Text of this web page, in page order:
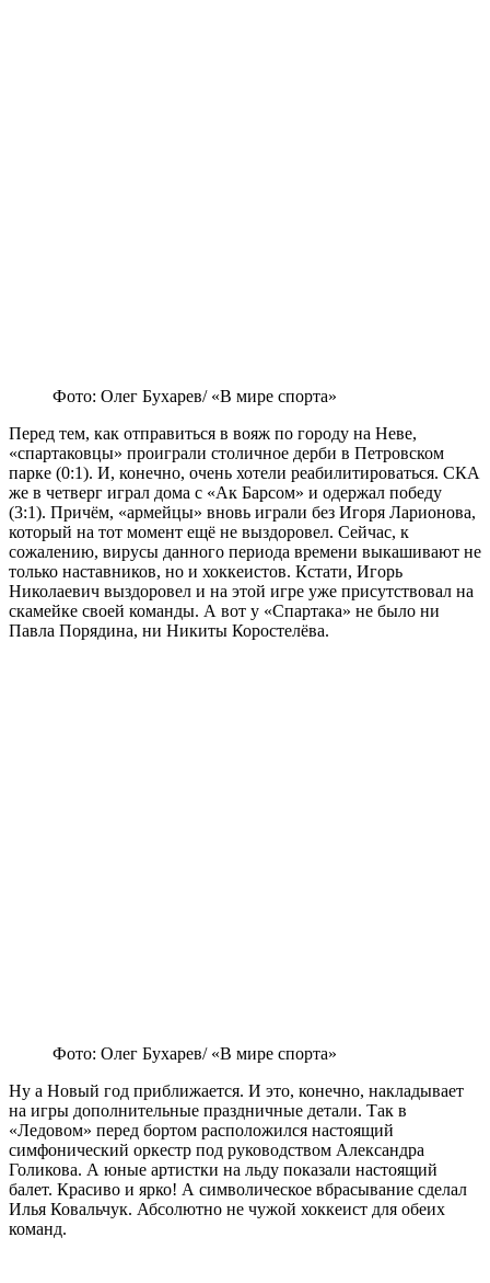
Фото: Олег Бухарев/ «В мире спорта»
Перед тем, как отправиться в вояж по городу на Неве,
«спартаковцы» проиграли столичное дерби в Петровском
парке (0:1). И, конечно, очень хотели реабилитироваться. СКА
же в четверг играл дома с «Ак Барсом» и одержал победу
(3:1). Причём, «армейцы» вновь играли без Игоря Ларионова,
который на тот момент ещё не выздоровел. Сейчас, к
сожалению, вирусы данного периода времени выкашивают не
только наставников, но и хоккеистов. Кстати, Игорь
Николаевич выздоровел и на этой игре уже присутствовал на
скамейке своей команды. А вот у «Спартака» не было ни
Павла Порядина, ни Никиты Коростелёва.
Фото: Олег Бухарев/ «В мире спорта»
Ну а Новый год приближается. И это, конечно, накладывает
на игры дополнительные праздничные детали. Так в
«Ледовом» перед бортом расположился настоящий
симфонический оркестр под руководством Александра
Голикова. А юные артистки на льду показали настоящий
балет. Красиво и ярко! А символическое вбрасывание сделал
Илья Ковальчук. Абсолютно не чужой хоккеист для обеих
команд.